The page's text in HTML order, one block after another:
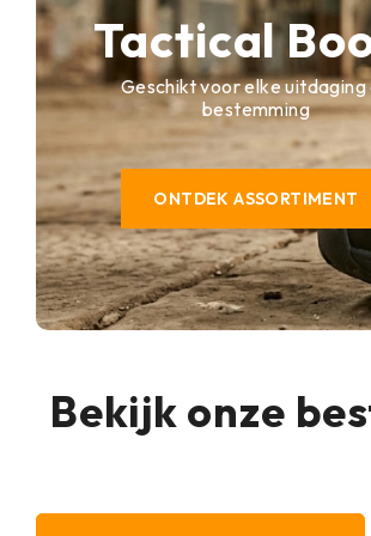
Tactical
Geschikt voor elke uitdaging
bestemming
ONTDEK ASSORTIMENT
Bekijk onze